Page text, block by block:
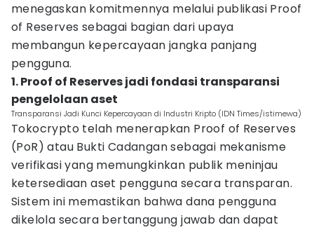
menegaskan komitmennya melalui publikasi Proof
of Reserves sebagai bagian dari upaya
membangun kepercayaan jangka panjang
pengguna.
1. Proof of Reserves jadi fondasi transparansi
pengelolaan aset
Transparansi Jadi Kunci Kepercayaan di Industri Kripto (IDN Times/istimewa)
Tokocrypto telah menerapkan Proof of Reserves
(PoR) atau Bukti Cadangan sebagai mekanisme
verifikasi yang memungkinkan publik meninjau
ketersediaan aset pengguna secara transparan.
Sistem ini memastikan bahwa dana pengguna
dikelola secara bertanggung jawab dan dapat